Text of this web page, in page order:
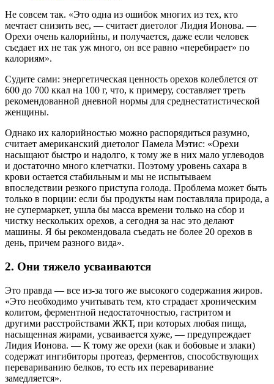
Не совсем так. «Это одна из ошибок многих из тех, кто
мечтает снизить вес, — считает диетолог Лидия Ионова. —
Орехи очень калорийны, и получается, даже если человек
съедает их не так уж много, он все равно «перебирает» по
калориям».
Судите сами: энергетическая ценность орехов колеблется от
600 до 700 ккал на 100 г, что, к примеру, составляет треть
рекомендованной дневной нормы для среднестатистической
женщины.
Однако их калорийностью можно распорядиться разумно,
считает американский диетолог Памела Мэтис: «Орехи
насыщают быстро и надолго, к тому же в них мало углеводов
и достаточно много клетчатки. Поэтому уровень сахара в
крови остается стабильным и мы не испытываем
впоследствии резкого приступа голода. Проблема может быть
только в порции: если бы продукты нам поставляла природа, а
не супермаркет, ушла бы масса времени только на сбор и
чистку нескольких орехов, а сегодня за нас это делают
машины. Я бы рекомендовала съедать не более 20 орехов в
день, причем разного вида».
2. Они тяжело усваиваются
Это правда — все из-за того же высокого содержания жиров.
«Это необходимо учитывать тем, кто страдает хроническим
колитом, ферментной недостаточностью, гастритом и
другими расстройствами ЖКТ, при которых любая пища,
насыщенная жирами, усваивается хуже, — предупреждает
Лидия Ионова. — К тому же орехи (как и бобовые и злаки)
содержат ингибиторы протеаз, ферментов, способствующих
перевариванию белков, то есть их переваривание
замедляется».